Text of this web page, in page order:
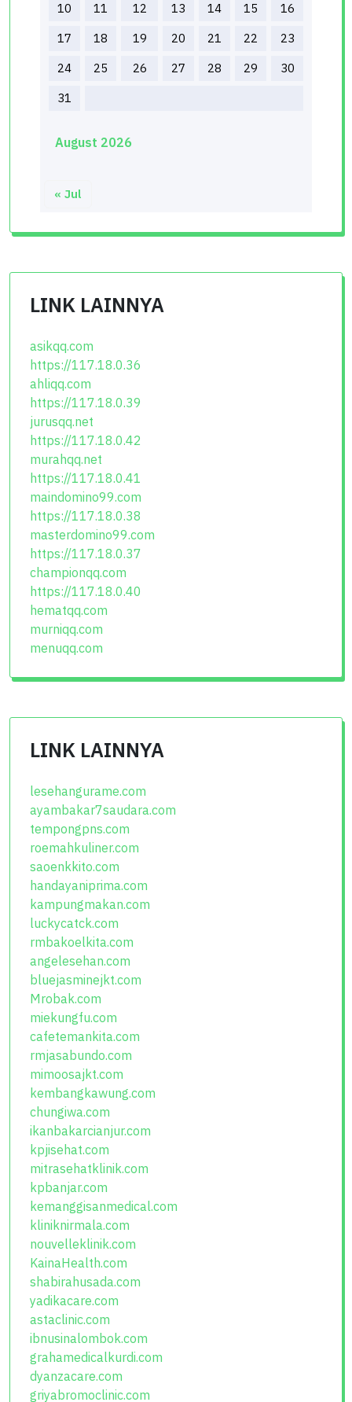
August 2026
10
11 12 13 14 15
16
17
18 19 20 21 22
23
24
25 26 27 28 29
30
31
« Jul
LINK LAINNYA
asikqq.com
https://117.18.0.36
ahliqq.com
https://117.18.0.39
jurusqq.net
https://117.18.0.42
murahqq.net
https://117.18.0.41
maindomino99.com
https://117.18.0.38
masterdomino99.com
https://117.18.0.37
championqq.com
https://117.18.0.40
hematqq.com
murniqq.com
menuqq.com
LINK LAINNYA
lesehangurame.com
ayambakar7saudara.com
tempongpns.com
roemahkuliner.com
saoenkkito.com
handayaniprima.com
kampungmakan.com
luckycatck.com
rmbakoelkita.com
angelesehan.com
bluejasminejkt.com
Mrobak.com
miekungfu.com
cafetemankita.com
rmjasabundo.com
mimoosajkt.com
kembangkawung.com
chungiwa.com
ikanbakarcianjur.com
kpjisehat.com
mitrasehatklinik.com
kpbanjar.com
kemanggisanmedical.com
kliniknirmala.com
nouvelleklinik.com
KainaHealth.com
shabirahusada.com
yadikacare.com
astaclinic.com
ibnusinalombok.com
grahamedicalkurdi.com
dyanzacare.com
griyabromoclinic.com